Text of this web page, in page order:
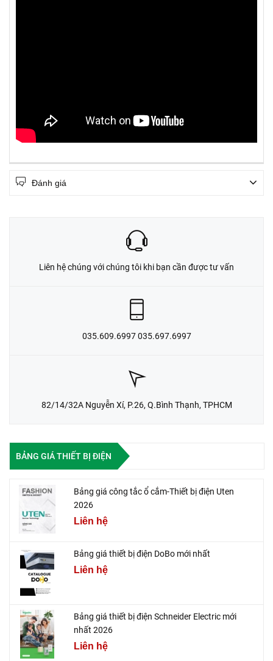
Đánh giá
Liên hệ chúng với chúng tôi khi bạn cần được tư vấn
035.609.6997 035.697.6997
82/14/32A Nguyễn Xí, P.26, Q.Bình Thạnh, TPHCM
BẢNG GIÁ THIẾT BỊ ĐIỆN
Bảng giá công tắc ổ cắm-Thiết bị điện Uten
2026
Liên hệ
Bảng giá thiết bị điện DoBo mới nhất
Liên hệ
Bảng giá thiết bị điện Schneider Electric mới
nhất 2026
Liên hệ